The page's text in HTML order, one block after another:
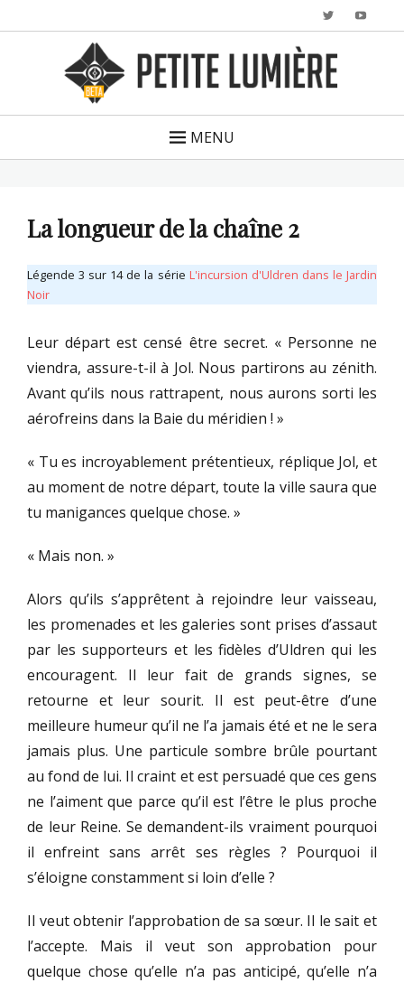
Twitter
MENU
La longueur de la chaîne 2
Légende 3 sur 14 de la série L'incursion d'Uldren dans le Jardin
Noir
Leur départ est censé être secret. « Personne ne
viendra, assure-t-il à Jol. Nous partirons au zénith.
Avant qu’ils nous rattrapent, nous aurons sorti les
aérofreins dans la Baie du méridien ! »
« Tu es incroyablement prétentieux, réplique Jol, et
au moment de notre départ, toute la ville saura que
tu manigances quelque chose. »
« Mais non. »
Alors qu’ils s’apprêtent à rejoindre leur vaisseau,
les promenades et les galeries sont prises d’assaut
par les supporteurs et les fidèles d’Uldren qui les
encouragent. Il leur fait de grands signes, se
retourne et leur sourit. Il est peut-être d’une
meilleure humeur qu’il ne l’a jamais été et ne le sera
jamais plus. Une particule sombre brûle pourtant
au fond de lui. Il craint et est persuadé que ces gens
ne l’aiment que parce qu’il est l’être le plus proche
de leur Reine. Se demandent-ils vraiment pourquoi
il enfreint sans arrêt ses règles ? Pourquoi il
s’éloigne constamment si loin d’elle ?
Il veut obtenir l’approbation de sa sœur. Il le sait et
l’accepte. Mais il veut son approbation pour
quelque chose qu’elle n’a pas anticipé, qu’elle n’a